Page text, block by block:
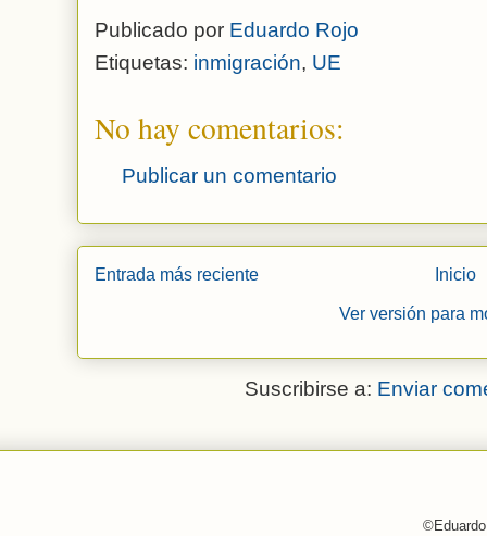
Publicado por Eduardo Rojo
Etiquetas: inmigración, UE
No hay comentarios:
Publicar un comentario
Entrada más reciente Inicio
Ver versión para
Suscribirse a: Enviar